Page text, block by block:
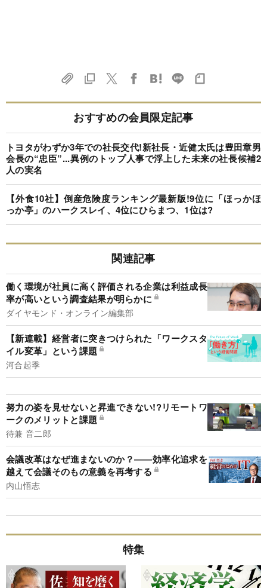
おすすめの会員限定記事
トヨタがわずか3年での社長交代!新社長・近健太氏は豊田章男
会長の“忠臣”...異例のトップ人事で浮上した未来の社長候補2
人の実名
【外食10社】倒産危険度ランキング最新版!9位に「ほっかほ
っか亭」のハークスレイ、4位にひらまつ、1位は?
関連記事
働く環境が社員に高く評価される企業は利益成長
率が高いという調査結果が明らかに
ダイヤモンド・オンライン編集部
【新連載】経営者に突きつけられた「ワークスタ
イル変革」という課題
河合起季
努力の姿を見せないと昇進できない!?リモートワ
ークのメリットと課題
待兼 音二郎
会議改革はなぜ進まないのか？――効率化追求を
越えて会議そのもの意義を再考する
内山悟志
特集